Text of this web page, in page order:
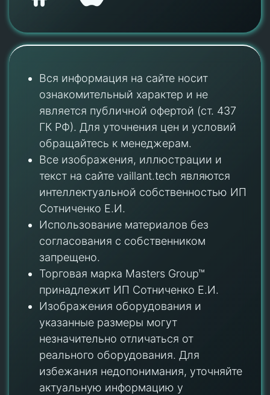
Вся информация на сайте носит
ознакомительный характер и не
является публичной офертой (ст. 437
ГК РФ). Для уточнения цен и условий
обращайтесь к менеджерам.
Все изображения, иллюстрации и
текст на сайте vaillant.tech являются
интеллектуальной собственностью ИП
Сотниченко Е.И.
Использование материалов без
согласования с собственником
запрещено.
Торговая марка Masters Group™
принадлежит ИП Сотниченко Е.И.
Изображения оборудования и
указанные размеры могут
незначительно отличаться от
реального оборудования. Для
избежания недопонимания, уточняйте
актуальную информацию у